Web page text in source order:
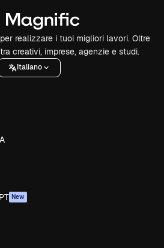
realizzare i tuoi migliori lavori. Oltre
creativi, imprese, agenzie e studi.
Italiano
New